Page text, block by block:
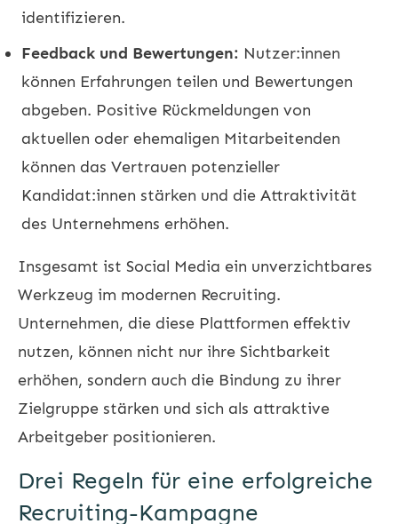
identifizieren.
Feedback und Bewertungen: Nutzer:innen
können Erfahrungen teilen und Bewertungen
abgeben. Positive Rückmeldungen von
aktuellen oder ehemaligen Mitarbeitenden
können das Vertrauen potenzieller
Kandidat:innen stärken und die Attraktivität
des Unternehmens erhöhen.
Insgesamt ist Social Media ein unverzichtbares
Werkzeug im modernen Recruiting.
Unternehmen, die diese Plattformen effektiv
nutzen, können nicht nur ihre Sichtbarkeit
erhöhen, sondern auch die Bindung zu ihrer
Zielgruppe stärken und sich als attraktive
Arbeitgeber positionieren.
Drei Regeln für eine erfolgreiche
Recruiting-Kampagne